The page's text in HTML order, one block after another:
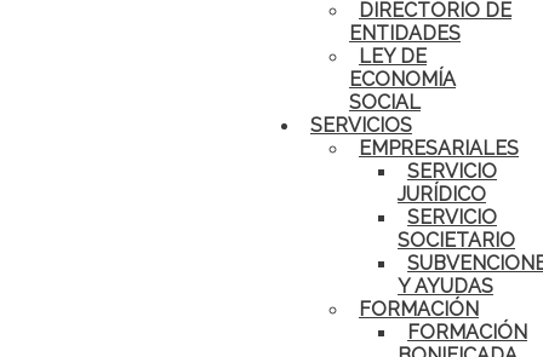
DIRECTORIO DE
ENTIDADES
LEY DE
ECONOMÍA
SOCIAL
SERVICIOS
EMPRESARIALES
SERVICIO
JURÍDICO
SERVICIO
SOCIETARIO
Y AYUDAS
FORMACIÓN
FORMACIÓN